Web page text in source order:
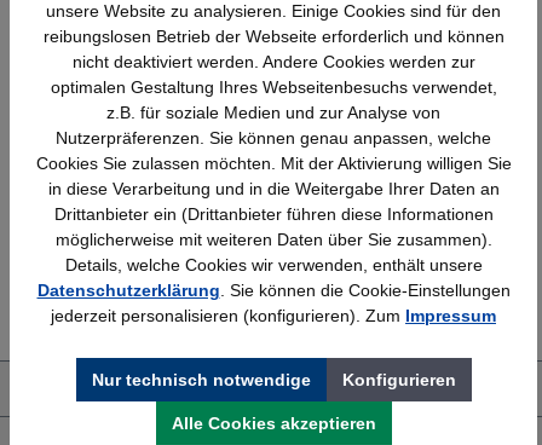
Schnelle Lieferung
Bundesweit
Topmarken
Faire Preise
Erfahrung
Bewährt seit 1958
Kostenlose Beratung
(04205) 635940
Über uns
unsere Website zu analysieren. Einige Cookies sind für den
reibungslosen Betrieb der Webseite erforderlich und können
nicht deaktiviert werden. Andere Cookies werden zur
optimalen Gestaltung Ihres Webseitenbesuchs verwendet,
z.B. für soziale Medien und zur Analyse von
Nutzerpräferenzen. Sie können genau anpassen, welche
Cookies Sie zulassen möchten. Mit der Aktivierung willigen Sie
in diese Verarbeitung und in die Weitergabe Ihrer Daten an
Drittanbieter ein (Drittanbieter führen diese Informationen
möglicherweise mit weiteren Daten über Sie zusammen).
Details, welche Cookies wir verwenden, enthält unsere
Datenschutzerklärung . Sie können die Cookie-Einstellungen
jederzeit personalisieren (konfigurieren). Zum Impressum
Nur technisch notwendige Konfigurieren
Alle Cookies akzeptieren